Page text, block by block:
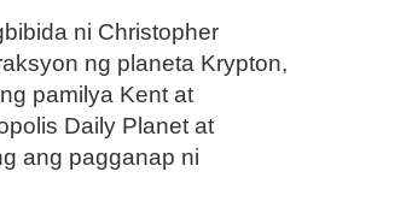
ni Christopher
ng planeta Krypton,
pamilya Kent at
Daily Planet at
ang pagganap ni